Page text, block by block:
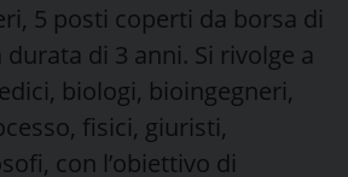
5 posti coperti da borsa di
di 3 anni. Si rivolge a
biologi, bioingegneri,
fisici, giuristi,
con l’obiettivo di